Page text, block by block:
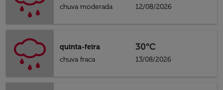
chuva moderada
12/08/2026
quinta-feira
chuva fraca
30°C
13/08/2026